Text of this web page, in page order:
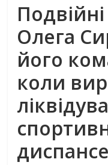
Олега
його
коли